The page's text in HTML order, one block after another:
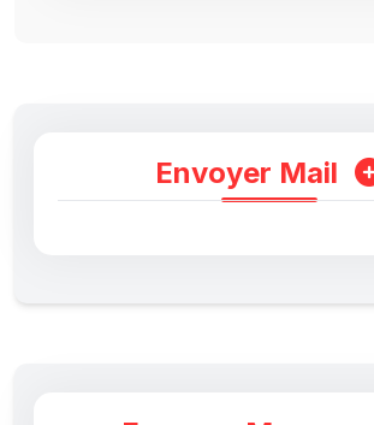
Envoyer Mail